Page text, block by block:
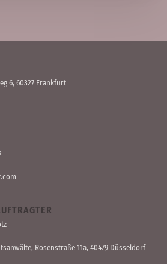
6, 60327 Frankfurt
, Rosen­straße 11a, 40479 Düssel­dorf